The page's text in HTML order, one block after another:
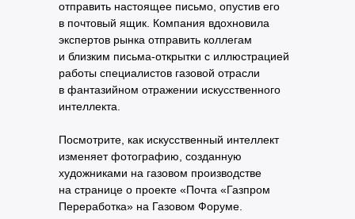
отправить настоящее письмо, опустив его
в почтовый ящик. Компания вдохновила
экспертов рынка отправить коллегам
и близким письма-открытки с иллюстрацией
работы специалистов газовой отрасли
в фантазийном отражении искусственного
интеллекта.
Посмотрите, как искусственный интеллект
изменяет фотографию, созданную
художниками на газовом производстве
на странице о проекте «Почта «Газпром
Переработка» на Газовом Форуме.